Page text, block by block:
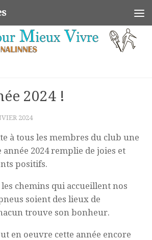
2024 !
2024
à tous les membres du club une
2024 remplie de joies et
positifs.
chemins qui accueillent nos
soient des lieux de
trouve son bonheur.
en oeuvre cette année encore